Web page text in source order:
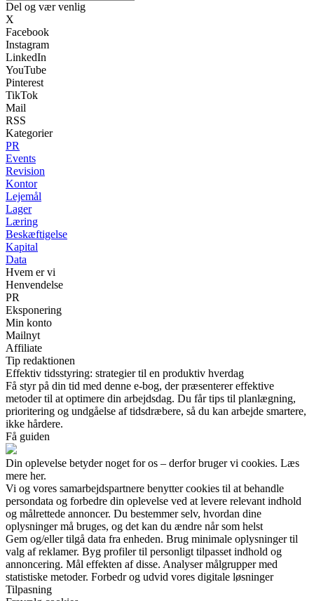
Del og vær venlig
X
Facebook
Instagram
LinkedIn
YouTube
Pinterest
TikTok
Mail
RSS
Kategorier
PR
Events
Revision
Kontor
Lejemål
Lager
Læring
Beskæftigelse
Kapital
Data
Hvem er vi
Henvendelse
PR
Eksponering
Min konto
Mailnyt
Affiliate
Tip redaktionen
Effektiv tidsstyring: strategier til en produktiv hverdag
Få styr på din tid med denne e-bog, der præsenterer effektive
metoder til at optimere din arbejdsdag. Du får tips til planlægning,
prioritering og undgåelse af tidsdræbere, så du kan arbejde smartere,
ikke hårdere.
Få guiden
Din oplevelse betyder noget for os – derfor bruger vi cookies. Læs
mere her.
Vi og vores samarbejdspartnere benytter cookies til at behandle
persondata og forbedre din oplevelse ved at levere relevant indhold
og målrettede annoncer. Du bestemmer selv, hvordan dine
oplysninger må bruges, og det kan du ændre når som helst
Gem og/eller tilgå data fra enheden. Brug minimale oplysninger til
valg af reklamer. Byg profiler til personligt tilpasset indhold og
annoncering. Mål effekten af disse. Analyser målgrupper med
statistiske metoder. Forbedr og udvid vores digitale løsninger
Tilpasning